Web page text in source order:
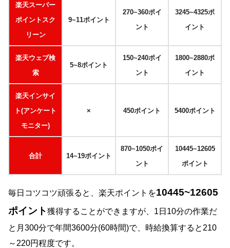
楽天スーパー
ポイントスク
リーン
9~11ポイント
270~360ポイ
ント
3245~4325ポ
イント
楽天ウェブ検
索
5~8ポイント
150~240ポイ
ント
1800~2880ポ
イント
楽天インサイ
ト(アンケート
モニター)
× 450ポイント 5400ポイント
合計 14~19ポイント
870~1050ポイ
ント
10445~12605
ポイント
毎日コツコツ頑張ると、楽天ポイントを10445~12605
ポイント獲得することができますが、1日10分の作業だ
と月300分で年間3600分(60時間)で、時給換算すると210
～220円程度です。